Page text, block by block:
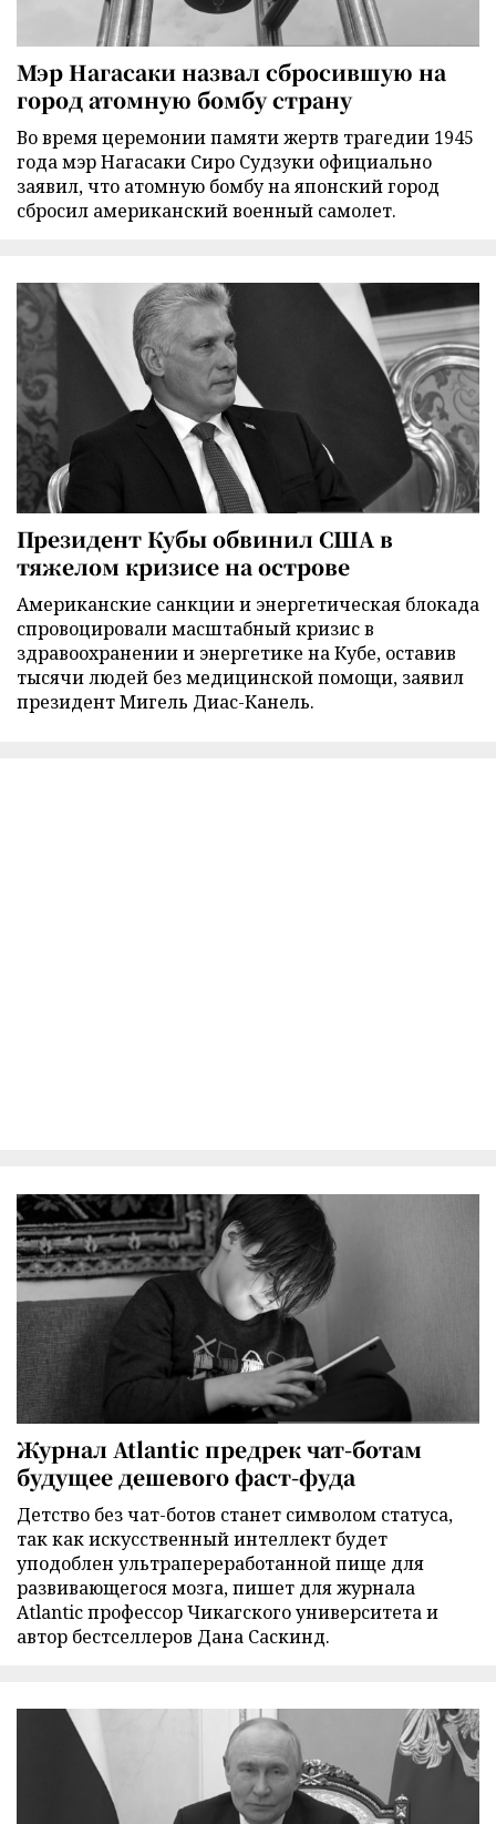
Мэр Нагасаки назвал сбросившую на
город атомную бомбу страну
Во время церемонии памяти жертв трагедии 1945
года мэр Нагасаки Сиро Судзуки официально
заявил, что атомную бомбу на японский город
сбросил американский военный самолет.
Президент Кубы обвинил США в
тяжелом кризисе на острове
Американские санкции и энергетическая блокада
спровоцировали масштабный кризис в
здравоохранении и энергетике на Кубе, оставив
тысячи людей без медицинской помощи, заявил
президент Мигель Диас-Канель.
Журнал Atlantic предрек чат-ботам
будущее дешевого фаст-фуда
Детство без чат-ботов станет символом статуса,
так как искусственный интеллект будет
уподоблен ультрапереработанной пище для
развивающегося мозга, пишет для журнала
Atlantic профессор Чикагского университета и
автор бестселлеров Дана Саскинд.